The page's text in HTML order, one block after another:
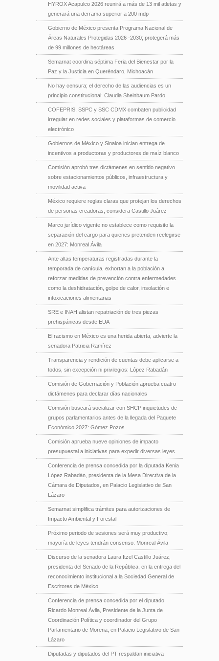
HYROX Acapulco 2026 reunirá a más de 13 mil atletas y
generará una derrama superior a 200 mdp
Gobierno de México presenta Programa Nacional de
Áreas Naturales Protegidas 2026 -2030; protegerá más
de 99 millones de hectáreas
Semarnat coordina séptima Feria del Bienestar por la
Paz y la Justicia en Queréndaro, Michoacán
No hay censura; el derecho de las audiencias es un
principio constitucional: Claudia Sheinbaum Pardo
COFEPRIS, SSPC y SSC CDMX combaten publicidad
irregular en redes sociales y plataformas de comercio
electrónico
Gobiernos de México y Sinaloa inician entrega de
incentivos a productoras y productores de maíz blanco
Comisión aprobó tres dictámenes en sentido negativo
sobre estacionamientos públicos, infraestructura y
movilidad activa
México requiere reglas claras que protejan los derechos
de personas creadoras, considera Castillo Juárez
Marco jurídico vigente no establece como requisito la
separación del cargo para quienes pretenden reelegirse
en 2027: Monreal Ávila
Ante altas temperaturas registradas durante la
temporada de canícula, exhortan a la población a
reforzar medidas de prevención contra enfermedades
como la deshidratación, golpe de calor, insolación e
intoxicaciones alimentarias
SRE e INAH alistan repatriación de tres piezas
prehispánicas desde EUA
El racismo en México es una herida abierta, advierte la
senadora Patricia Ramírez
Transparencia y rendición de cuentas debe aplicarse a
todos, sin excepción ni privilegios: López Rabadán
Comisión de Gobernación y Población aprueba cuatro
dictámenes para declarar días nacionales
Comisión buscará socializar con SHCP inquietudes de
grupos parlamentarios antes de la llegada del Paquete
Económico 2027: Gómez Pozos
Comisión aprueba nueve opiniones de impacto
presupuestal a iniciativas para expedir diversas leyes
Conferencia de prensa concedida por la diputada Kenia
López Rabadán, presidenta de la Mesa Directiva de la
Cámara de Diputados, en Palacio Legislativo de San
Lázaro
Semarnat simplifica trámites para autorizaciones de
Impacto Ambiental y Forestal
Próximo periodo de sesiones será muy productivo;
mayoría de leyes tendrán consenso: Monreal Ávila
Discurso de la senadora Laura Itzel Castillo Juárez,
presidenta del Senado de la República, en la entrega del
reconocimiento institucional a la Sociedad General de
Escritores de México
Conferencia de prensa concedida por el diputado
Ricardo Monreal Ávila, Presidente de la Junta de
Coordinación Política y coordinador del Grupo
Parlamentario de Morena, en Palacio Legislativo de San
Lázaro
Diputadas y diputados del PT respaldan iniciativa